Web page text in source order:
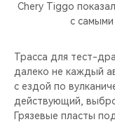
СЕДАНЫ
НОВИНКИ
CHERY REMOTE
Chery Tiggo
с самыми
Трасса для тест-
далеко не каждый
с ездой по
действующий,
Грязевые пласты